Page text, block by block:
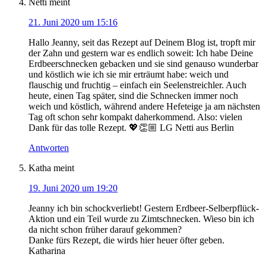
Netti meint
21. Juni 2020 um 15:16
Hallo Jeanny, seit das Rezept auf Deinem Blog ist, tropft mir
der Zahn und gestern war es endlich soweit: Ich habe Deine
Erdbeerschnecken gebacken und sie sind genauso wunderbar
und köstlich wie ich sie mir erträumt habe: weich und
flauschig und fruchtig – einfach ein Seelenstreichler. Auch
heute, einen Tag später, sind die Schnecken immer noch
weich und köstlich, während andere Hefeteige ja am nächsten
Tag oft schon sehr kompakt daherkommend. Also: vielen
Dank für das tolle Rezept. 💖👏🏼 LG Netti aus Berlin
Antworten
Katha meint
19. Juni 2020 um 19:20
Jeanny ich bin schockverliebt! Gestern Erdbeer-Selberpflück-
Aktion und ein Teil wurde zu Zimtschnecken. Wieso bin ich
da nicht schon früher darauf gekommen?
Danke fürs Rezept, die wirds hier heuer öfter geben.
Katharina